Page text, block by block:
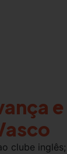
clube